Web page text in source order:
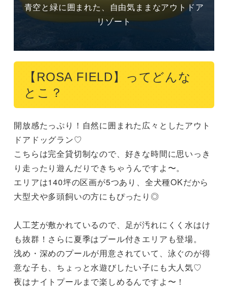
青空と緑に囲まれた、自由気ままなアウトドア
リゾート
【ROSA FIELD】ってどんな
とこ？
開放感たっぷり！自然に囲まれた広々としたアウト
ドアドッグラン♡
こちらは完全貸切制なので、好きな時間に思いっき
り走ったり遊んだりできちゃうんですよ〜。
エリアは140坪の区画が5つあり、全犬種OKだから
大型犬や多頭飼いの方にもぴったり◎
人工芝が敷かれているので、足が汚れにくく水はけ
も抜群！さらに夏季はプール付きエリアも登場。
浅め・深めのプールが用意されていて、泳ぐのが得
意な子も、ちょっと水遊びしたい子にも大人気♡
夜はナイトプールまで楽しめるんですよ〜！